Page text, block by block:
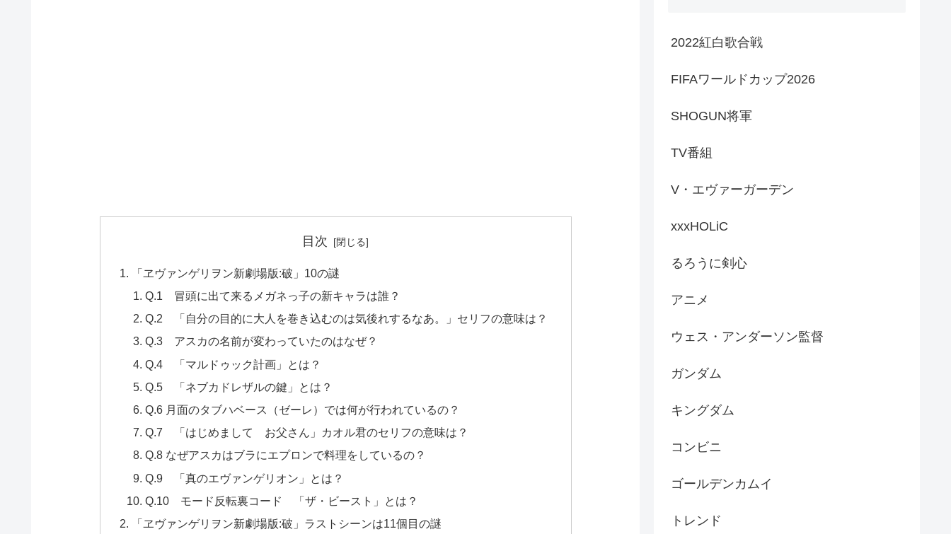
目次
「ヱヴァンゲリヲン新劇場版:破」10の謎
Q.1 冒頭に出て来るメガネっ子の新キャラは誰？
Q.2 「自分の目的に大人を巻き込むのは気後れするなあ。」セリフの意味は？
Q.3 アスカの名前が変わっていたのはなぜ？
Q.4 「マルドゥック計画」とは？
Q.5 「ネブカドレザルの鍵」とは？
Q.6 月面のタブハベース（ゼーレ）では何が行われているの？
Q.7 「はじめまして お父さん」カオル君のセリフの意味は？
Q.8 なぜアスカはブラにエプロンで料理をしているの？
Q.9 「真のエヴァンゲリオン」とは？
Q.10 モード反転裏コード 「ザ・ビースト」とは？
「ヱヴァンゲリヲン新劇場版:破」ラストシーンは11個目の謎
2022紅白歌合戦
FIFAワールドカップ2026
SHOGUN将軍
TV番組
V・エヴァーガーデン
xxxHOLiC
るろうに剣心
アニメ
ウェス・アンダーソン監督
ガンダム
キングダム
コンビニ
ゴールデンカムイ
トレンド